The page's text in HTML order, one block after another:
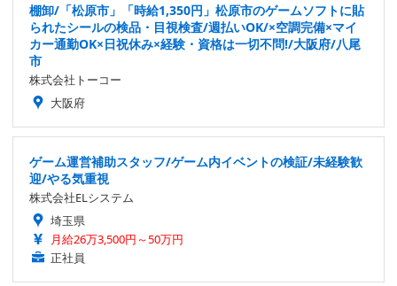
棚卸/「松原市」「時給1,350円」松原市のゲームソフトに貼
られたシールの検品・目視検査/週払いOK/×空調完備×マイ
カー通勤OK×日祝休み×経験・資格は一切不問!/大阪府/八尾
市
株式会社トーコー
大阪府
ゲーム運営補助スタッフ/ゲーム内イベントの検証/未経験歓
迎/やる気重視
株式会社ELシステム
埼玉県
月給26万3,500円～50万円
正社員